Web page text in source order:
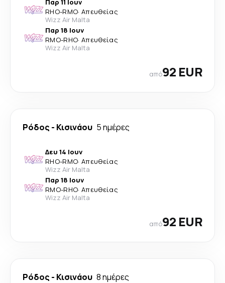
Παρ 11 Ιουν
RHO-RMO· Απευθείας
Wizz Air Malta
Παρ 18 Ιουν
RMO-RHO· Απευθείας
Wizz Air Malta
από92 EUR
Ρόδος - Κισινάου 5 ημέρες
Δευ 14 Ιουν
RHO-RMO· Απευθείας
Wizz Air Malta
Παρ 18 Ιουν
RMO-RHO· Απευθείας
Wizz Air Malta
από92 EUR
Ρόδος - Κισινάου 8 ημέρες